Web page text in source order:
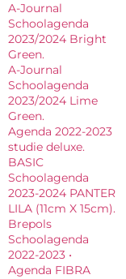
A-Journal
Schoolagenda
2023/2024 Bright
Green.
A-Journal
Schoolagenda
2023/2024 Lime
Green.
Agenda 2022-2023
studie deluxe.
BASIC
Schoolagenda
2023-2024 PANTER
LILA (11cm X 15cm).
Brepols
Schoolagenda
2022-2023 •
Agenda FIBRA